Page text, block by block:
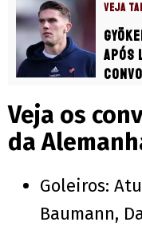
VEJA
após
Veja os
da
Goleiros:
Baumann,